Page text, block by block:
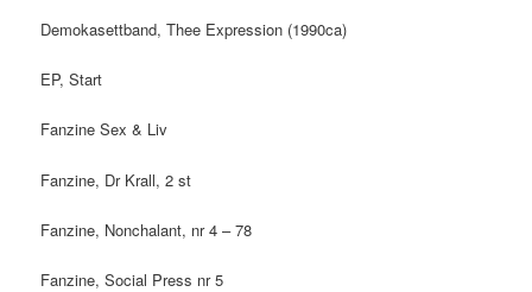
Demokasettband, Thee Expression (1990ca)
EP, Start
Fanzine Sex & Liv
Fanzine, Dr Krall, 2 st
Fanzine, Nonchalant, nr 4 – 78
Fanzine, Social Press nr 5